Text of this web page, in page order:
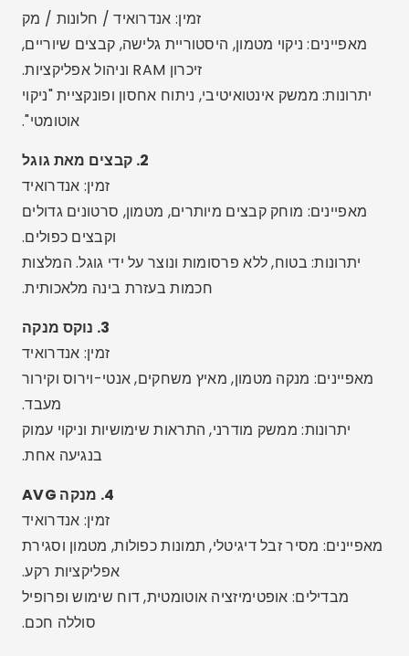
וקבצים כפולים.
יתרונות: בטוח, ללא פרסומות ונוצר על ידי גוגל. המלצות
חכמות בעזרת בינה מלאכותית.
3. נוקס מנקה
זמין: אנדרואיד
מאפיינים: מנקה מטמון, מאיץ משחקים, אנטי-וירוס וקירור
יתרונות: ממשק מודרני, התראות שימושיות וניקוי עמוק
בנגיעה אחת.
4. מנקה AVG
זמין: אנדרואיד
מאפיינים: מסיר זבל דיגיטלי, תמונות כפולות, מטמון וסגירת
פרסום - SpotAds
זמין: אנדרואיד
מאפיינים: מנקה קבצי זבל, מטמון נסתר ואפליקציות
שצורכות זיכרון.
יתרונות: כלי אמין מחברת אבטחה דיגיטלית מובילה.